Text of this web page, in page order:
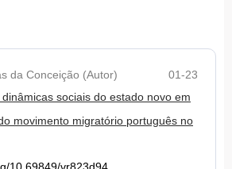
da Conceição (Autor)
01-23
sociais do estado novo em
movimento migratório português no